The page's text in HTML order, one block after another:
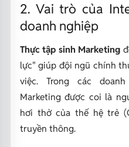
2. Vai trò của
doanh nghiệp
Thực tập sinh Marketing
lực" giúp đội ngũ chính
việc. Trong các
Marketing được coi là
hơi thở của thế hệ trẻ
truyền thông.